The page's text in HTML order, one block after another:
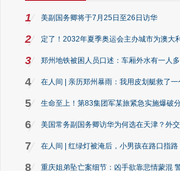
1 美副国务卿将于7月25日至26日访华
2 定了！2032年夏季奥运会主办城市为澳大
3 郑州地铁被困人员口述：车厢外水有一人
4 在人间 | 亲历郑州暴雨：我用皮划艇救了一
5 生命至上！第83集团军某旅紧急实施爆破
6 美国常务副国务卿访华为何选在天津？外
7 在人间 | 红绿灯被淹后，小男孩在路口指
8 重庆姐弟坠亡案细节：凶手欲靠悲情蒙混